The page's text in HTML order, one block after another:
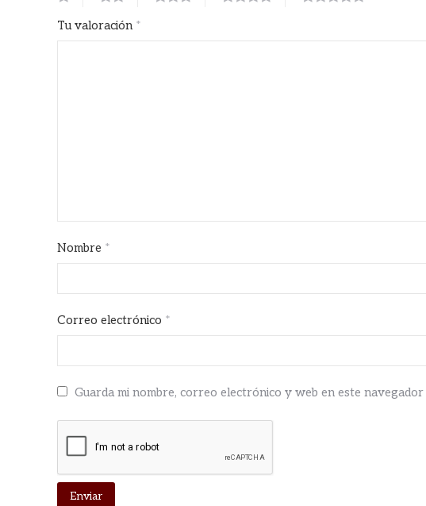
Tu valoración *
Nombre *
Correo electrónico *
Guarda mi nombre, correo electrónico y web en este